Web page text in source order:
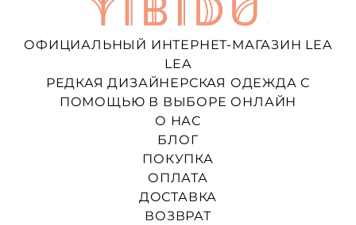
ОФИЦИАЛЬНЫЙ ИНТЕРНЕТ-МАГАЗИН LEA
LEA
РЕДКАЯ ДИЗАЙНЕРСКАЯ ОДЕЖДА С
ПОМОЩЬЮ В ВЫБОРЕ ОНЛАЙН
О НАС
БЛОГ
ПОКУПКА
ОПЛАТА
ДОСТАВКА
ВОЗВРАТ